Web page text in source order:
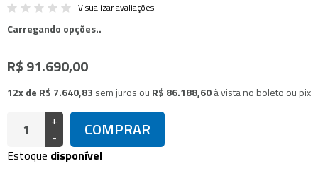
Visualizar avaliações
Carregando opções..
R$ 91.690,00
12x de R$ 7.640,83 sem juros ou R$ 86.188,60à vista no boleto ou pix
+
-
COMPRAR
Estoque disponível